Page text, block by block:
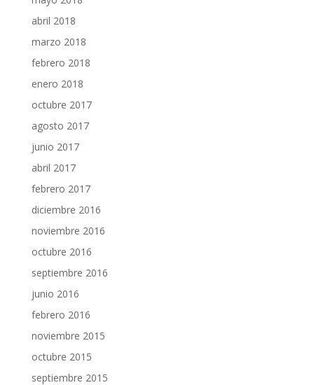
abril 2018
marzo 2018
febrero 2018
enero 2018
octubre 2017
agosto 2017
junio 2017
abril 2017
febrero 2017
diciembre 2016
noviembre 2016
octubre 2016
septiembre 2016
junio 2016
febrero 2016
noviembre 2015
octubre 2015
septiembre 2015